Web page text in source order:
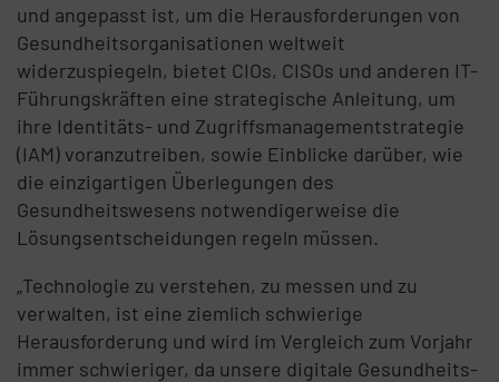
und angepasst ist, um die Herausforderungen von
Gesundheitsorganisationen weltweit
widerzuspiegeln, bietet CIOs, CISOs und anderen IT-
Führungskräften eine strategische Anleitung, um
ihre Identitäts- und Zugriffsmanagementstrategie
(IAM) voranzutreiben, sowie Einblicke darüber, wie
die einzigartigen Überlegungen des
Gesundheitswesens notwendigerweise die
Lösungsentscheidungen regeln müssen.
„Technologie zu verstehen, zu messen und zu
verwalten, ist eine ziemlich schwierige
Herausforderung und wird im Vergleich zum Vorjahr
immer schwieriger, da unsere digitale Gesundheits-